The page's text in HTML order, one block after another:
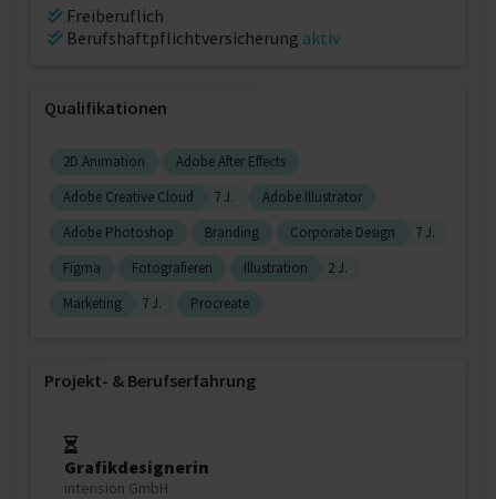
Freiberuflich
Berufshaftpflichtversicherung aktiv
Qualifikationen
2D Animation
Adobe After Effects
Adobe Creative Cloud
7 J.
Adobe Illustrator
Adobe Photoshop
Branding Corporate Design
7 J.
Figma
Fotografieren Illustration
2 J.
Marketing
7 J. Procreate
Projekt‐ & Berufserfahrung
Grafikdesignerin
intension GmbH